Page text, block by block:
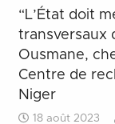
“L’État doit
transversaux
Ousmane,
Centre de
Niger
18 août 2023